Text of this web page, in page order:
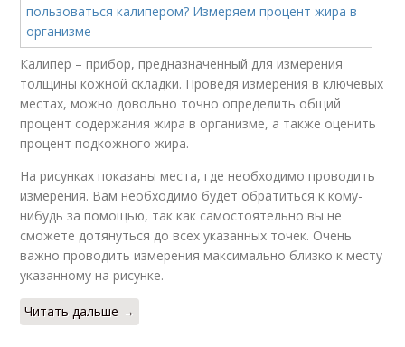
Калипер – прибор, предназначенный для измерения
толщины кожной складки. Проведя измерения в ключевых
местах, можно довольно точно определить общий
процент содержания жира в организме, а также оценить
процент подкожного жира.
На рисунках показаны места, где необходимо проводить
измерения. Вам необходимо будет обратиться к кому-
нибудь за помощью, так как самостоятельно вы не
сможете дотянуться до всех указанных точек. Очень
важно проводить измерения максимально близко к месту
указанному на рисунке.
Читать дальше →